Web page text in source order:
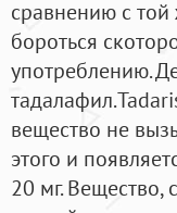
сравнению с той
бороться
употреблению.
вещество не
этого и
20 мг. Вещество,